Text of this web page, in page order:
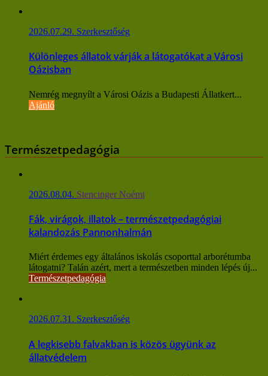
2026.07.29. Szerkesztőség
Különleges állatok várják a látogatókat a Városi
Oázisban
Nemrég megnyílt a Városi Oázis a Budapesti Állatkert...
Ajánló
Természetpedagógia
2026.08.04. Stencinger Noémi
Fák, virágok, illatok – természetpedagógiai
kalandozás Pannonhalmán
Miért érdemes egy általános iskolás csoporttal arborétumba
látogatni? Talán azért, mert a természetben minden lépés új...
Természetpedagógia
2026.07.31. Szerkesztőség
A legkisebb falvakban is közös ügyünk az
állatvédelem